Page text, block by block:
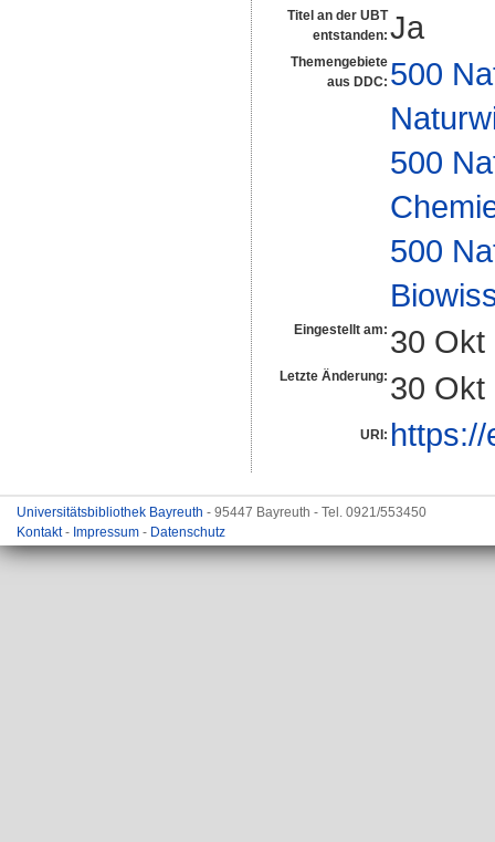
Titel an der UBT
entstanden: Ja
Themengebiete
aus DDC: 500
500
500
Eingestellt am: 30 Okt
Letzte Änderung: 30 Okt
URI:
Universitätsbibliothek Bayreuth - 95447 Bayreuth - Tel. 0921/553450
Kontakt- Impressum - Datenschutz